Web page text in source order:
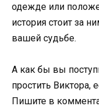
одежде или
история стоит за
вашей судьбе.
А как бы вы
простить Виктора,
Пишите в